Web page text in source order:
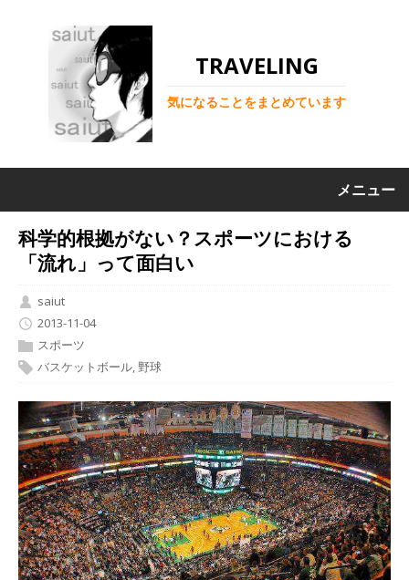
TRAVELING
気になることをまとめています
メニュー
科学的根拠がない？スポーツにおける
「流れ」って面白い
saiut
2013-11-04
スポーツ
バスケットボール, 野球